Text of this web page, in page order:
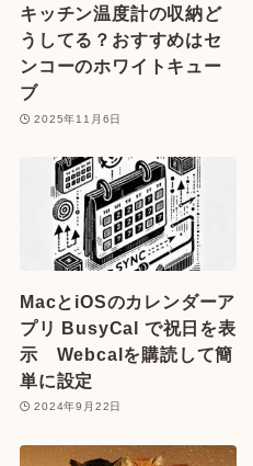
キッチン温度計の収納ど
うしてる？おすすめはセ
ンコーのホワイトキュー
ブ
2025年11月6日
MacとiOSのカレンダーア
プリ BusyCal で祝日を表
示 Webcalを購読して簡
単に設定
2024年9月22日